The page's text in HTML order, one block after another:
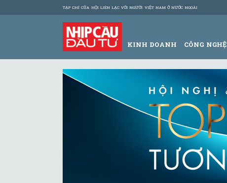
TẠP CHÍ CỦA HỘI LIÊN LẠC VỚI NGƯỜI VIỆT NAM Ở NƯỚC NGOÀI
KINH DOANH CÔNG NGHỆ